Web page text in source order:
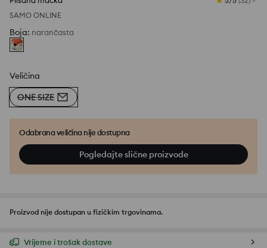
SAMO ONLINE
Boja: narančasta
Veličina
ONE SIZE
Odabrana veličina nije dostupna
Pogledajte slične proizvode
Proizvod nije dostupan u fizičkim trgovinama.
Vrijeme i trošak dostave